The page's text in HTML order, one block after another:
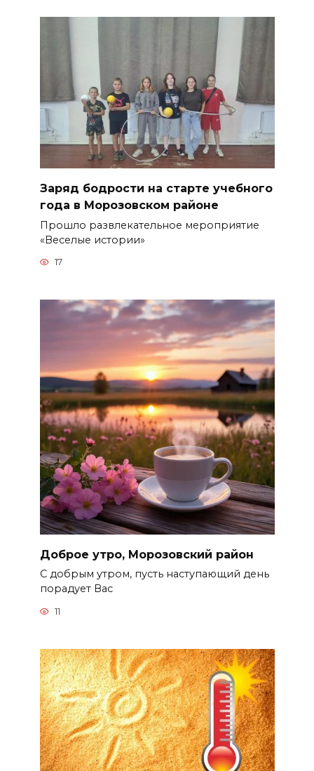
Заряд бодрости на старте учебного
года в Морозовском районе
Прошло развлекательное мероприятие
«Веселые истории»
17
Доброе утро, Морозовский район
С добрым утром, пусть наступающий день
порадует Вас
11